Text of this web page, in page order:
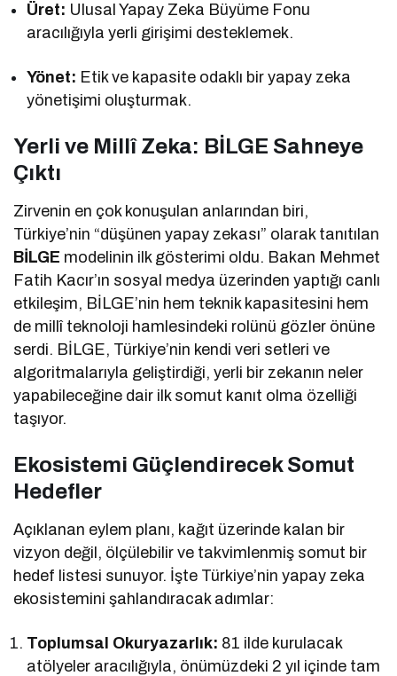
Üret: Ulusal Yapay Zeka Büyüme Fonu
aracılığıyla yerli girişimi desteklemek.
Yönet: Etik ve kapasite odaklı bir yapay zeka
yönetişimi oluşturmak.
Yerli ve Millî Zeka: BİLGE Sahneye
Çıktı
Zirvenin en çok konuşulan anlarından biri,
Türkiye’nin “düşünen yapay zekası” olarak tanıtılan
BİLGE modelinin ilk gösterimi oldu. Bakan Mehmet
Fatih Kacır’ın sosyal medya üzerinden yaptığı canlı
etkileşim, BİLGE’nin hem teknik kapasitesini hem
de millî teknoloji hamlesindeki rolünü gözler önüne
serdi. BİLGE, Türkiye’nin kendi veri setleri ve
algoritmalarıyla geliştirdiği, yerli bir zekanın neler
yapabileceğine dair ilk somut kanıt olma özelliği
taşıyor.
Ekosistemi Güçlendirecek Somut
Hedefler
Açıklanan eylem planı, kağıt üzerinde kalan bir
vizyon değil, ölçülebilir ve takvimlenmiş somut bir
hedef listesi sunuyor. İşte Türkiye’nin yapay zeka
ekosistemini şahlandıracak adımlar:
Toplumsal Okuryazarlık: 81 ilde kurulacak
atölyeler aracılığıyla, önümüzdeki 2 yıl içinde tam